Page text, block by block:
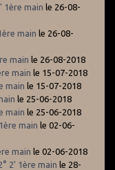
1ère main le 26-08-
main le 26-08-
main le 26-08-2018
main le 15-07-2018
main le 15-07-2018
le 25-06-2018
main le 25-06-2018
main le 02-06-
main le 02-06-2018
2' 1ère main le 28-